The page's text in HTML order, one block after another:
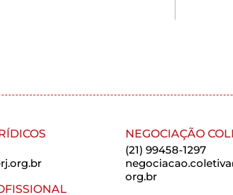
NEGOCIAÇÃO
(21) 99458-1297
org.br